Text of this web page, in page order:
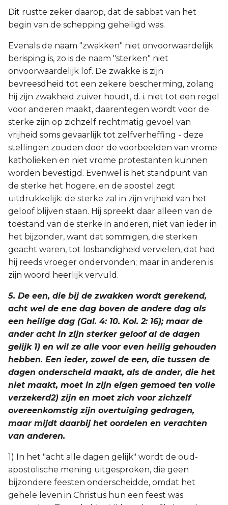
Dit rustte zeker daarop, dat de sabbat van het
begin van de schepping geheiligd was.
Evenals de naam "zwakken" niet onvoorwaardelijk
berisping is, zo is de naam "sterken" niet
onvoorwaardelijk lof. De zwakke is zijn
bevreesdheid tot een zekere bescherming, zolang
hij zijn zwakheid zuiver houdt, d. i. niet tot een regel
voor anderen maakt, daarentegen wordt voor de
sterke zijn op zichzelf rechtmatig gevoel van
vrijheid soms gevaarlijk tot zelfverheffing - deze
stellingen zouden door de voorbeelden van vrome
katholieken en niet vrome protestanten kunnen
worden bevestigd. Evenwel is het standpunt van
de sterke het hogere, en de apostel zegt
uitdrukkelijk: de sterke zal in zijn vrijheid van het
geloof blijven staan. Hij spreekt daar alleen van de
toestand van de sterke in anderen, niet van ieder in
het bijzonder, want dat sommigen, die sterken
geacht waren, tot losbandigheid vervielen, dat had
hij reeds vroeger ondervonden; maar in anderen is
zijn woord heerlijk vervuld.
5. De een, die bij de zwakken wordt gerekend,
acht wel de ene dag boven de andere dag als
een heilige dag (Gal. 4: 10. Kol. 2: 16); maar de
ander acht in zijn sterker geloof al de dagen
gelijk 1) en wil ze alle voor even heilig gehouden
hebben. Een ieder, zowel de een, die tussen de
dagen onderscheid maakt, als de ander, die het
niet maakt, moet in zijn eigen gemoed ten volle
verzekerd2) zijn en moet zich voor zichzelf
overeenkomstig zijn overtuiging gedragen,
maar mijdt daarbij het oordelen en verachten
van anderen.
1) In het "acht alle dagen gelijk" wordt de oud-
apostolische mening uitgesproken, die geen
bijzondere feesten onderscheidde, omdat het
gehele leven in Christus hun een feest was